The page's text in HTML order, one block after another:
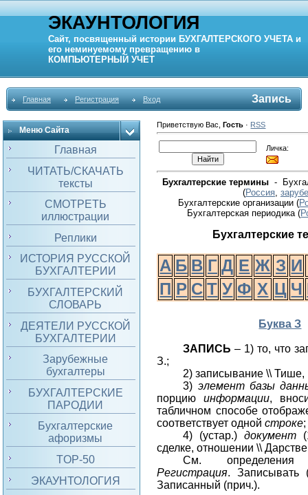
ЭКАУНТОЛОГИЯ
Сайт, посвященный истории БУХГАЛТЕРСКОГО УЧЕТА и
его неминуемому превращению в
КОМПЬЮТЕРНЫЙ УЧЕТ
Главная Регистрация Вход Запись
Меню Сайта
Главная
ЧИТАТЬ/СКАЧАТЬ
тексты
СМОТРЕТЬ
иллюстрации
Реплики
ИСТОРИЯ РУССКОЙ
БУХГАЛТЕРИИ
БУХГАЛТЕРСКИЙ
СЛОВАРЬ
ДЕЯТЕЛИ РУССКОЙ
БУХГАЛТЕРИИ
Зарубежные
бухгалтеры
БУХГАЛТЕРСКИЕ
ПАРОДИИ
Бухгалтерские
афоризмы
TOP-50
ЭКАУНТОЛОГИЯ
Приветствую Вас ,Гость · RSS
Личка:
Бухгалтерские термины-
(Россия,
Бухгалтерские организации (
Бухгалтерская периодика(
Бухгалтерские
А Б В Г Д Е Ж З И
П Р С Т У Ф Х Ц Ч
Буква З
ЗАПИСЬ – 1) то, что
З.;
2) записывание \\Тише,
3) элемент базы
порциюинформации,
табличном способе
соответствует однойстроке;
4) (устар.)документ
сделке, отношении \\
См.
Регистрация. Записывать
Записанный (прич.).